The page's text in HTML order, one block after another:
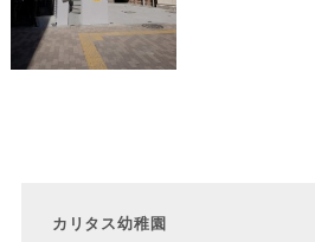
カリタス幼稚園